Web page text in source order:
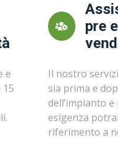
e
pre
Il nostro
sia prima e
dell’impianto
esigenza
riferimento a